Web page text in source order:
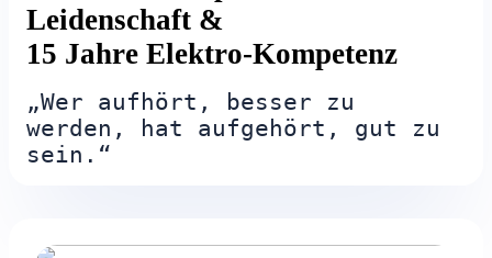
Leidenschaft &
15 Jahre Elektro-Kompetenz
„Wer aufhört, besser zu
werden, hat aufgehört, gut zu
sein.“